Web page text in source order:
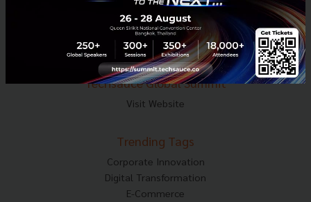
Techsauce Services
Privacy Policy
ส่งบทความ
Techsauce Global Summit
Visit Website
Trending Tags
Corporate Innovation
Digital Transformation
E-Commerce